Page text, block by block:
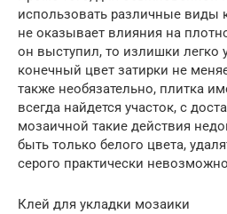
использовать различные виды
не оказывает влияния на
он выступил, то излишки легко
конечный цвет затирки не
также необязательно, плитка
всегда найдется участок, с
мозаичной такие действия
быть только белого цвета,
серого практически
Клей для укладки мозаики